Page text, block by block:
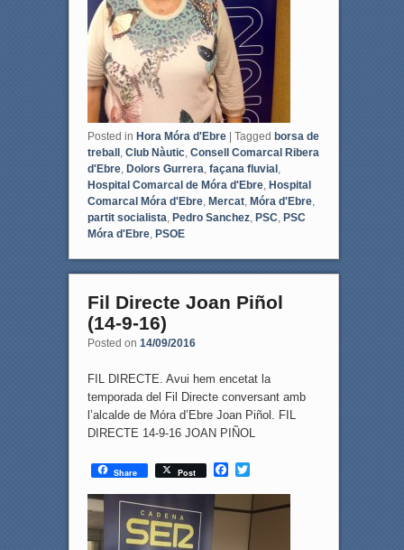
Posted in Hora Móra d'Ebre | Tagged borsa de
treball, Club Nàutic, Consell Comarcal Ribera
d'Ebre, Dolors Gurrera façana fluvial,
Hospital Comarcal de Móra d'Ebre, Hospital
Comarcal Móra d'Ebre, Mercat, Móra d'Ebre,
partit socialista Pedro Sanchez, PSC PSC
Móra d'Ebre, PSOE
Fil Directe Joan Piñol
(14-9-16)
Posted on 14/09/2016
FIL DIRECTE. Avui hem encetat la
temporada del Fil Directe conversant amb
l’alcalde de Móra d’Ebre Joan Piñol. FIL
DIRECTE 14-9-16 JOAN PIÑOL
Share Post
F
c
e
T
i
t
t
e